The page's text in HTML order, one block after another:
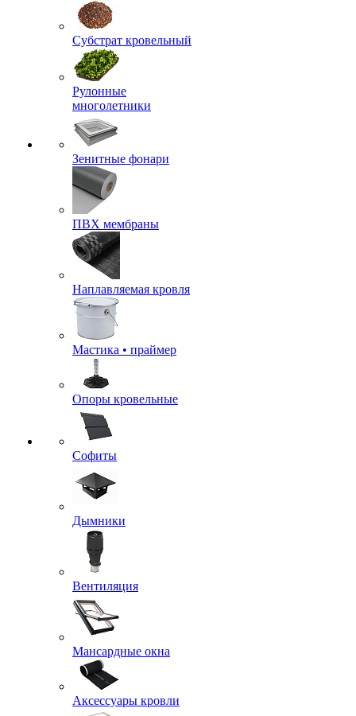
Субстрат кровельный
Рулонные
многолетники
Зенитные фонари
ПВХ мембраны
Наплавляемая кровля
Мастика • праймер
Опоры кровельные
Софиты
Дымники
Вентиляция
Мансардные окна
Аксессуары кровли